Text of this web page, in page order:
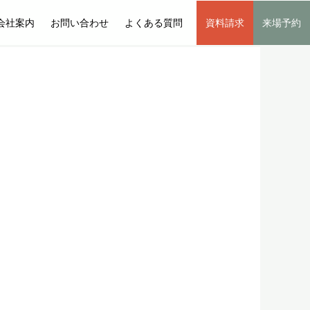
社案内 お問い合わせ よくある質問 資料請求 来場予約